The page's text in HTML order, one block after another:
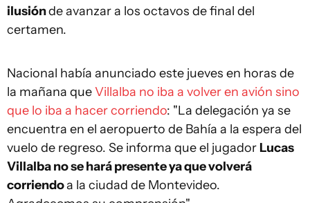
ilusiónde avanzar a los octavos de final del
certamen.
Nacional había anunciado este jueves en horas de
la mañana queVillalba no iba a volver en avión sino
que lo iba a hacer corriendo: "La delegación ya se
encuentra en el aeropuerto de Bahía a la espera del
vuelo de regreso. Se informa que el jugador Lucas
Villalba no se hará presente ya que volverá
corriendoa la ciudad de Montevideo.